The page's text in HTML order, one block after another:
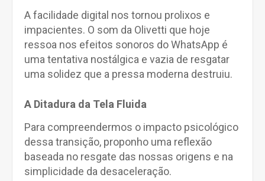
A facilidade digital nos tornou prolixos e
impacientes. O som da Olivetti que hoje
ressoa nos efeitos sonoros do WhatsApp é
uma tentativa nostálgica e vazia de resgatar
uma solidez que a pressa moderna destruiu.
A Ditadura da Tela Fluida
Para compreendermos o impacto psicológico
dessa transição, proponho uma reflexão
baseada no resgate das nossas origens e na
simplicidade da desaceleração.